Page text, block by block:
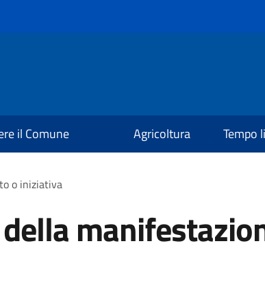
il Comune Agricoltura Tempo
o iniziativa